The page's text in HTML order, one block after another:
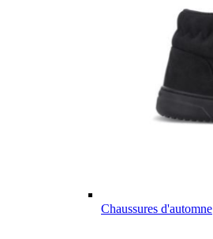
Chaussures d'automne